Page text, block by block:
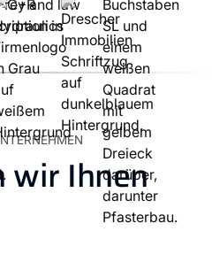
wir Ihnen